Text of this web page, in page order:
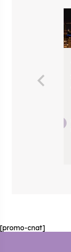
[promo-cnat]